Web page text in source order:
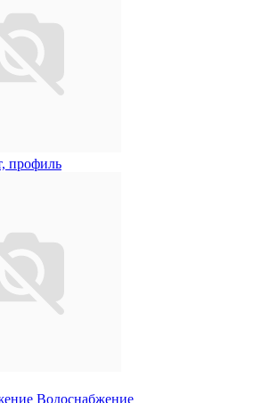
профиль
Водоснабжение